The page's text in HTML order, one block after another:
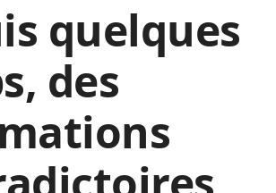
quelques
des